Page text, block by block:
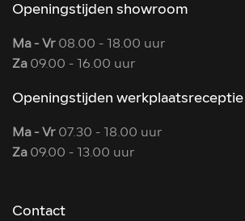
Openingstijden showroom
Ma - Vr 08.00 - 18.00 uur
Za 09.00 - 16.00 uur
Openingstijden werkplaatsreceptie
Ma - Vr 07.30 - 18.00 uur
Za 09.00 - 13.00 uur
Contact